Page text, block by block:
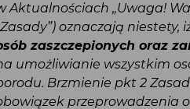
w Aktualnościach „Uwaga!
„Zasady”) oznaczają
osób zaszczepionych oraz
na umożliwianie wszystkim
porodu. Brzmienie pkt 2
obowiązek przeprowadzenia